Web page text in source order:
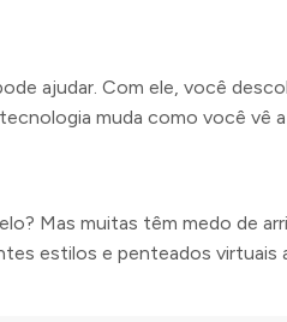
ajudar. Com ele, você
muda como você vê
Mas muitas têm medo de
estilos e penteados virtuais